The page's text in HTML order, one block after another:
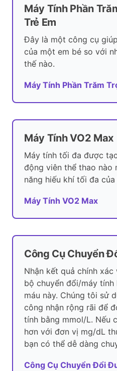
Máy Tính Phần
Trẻ Em
Đây là một công cụ
của một em bé so với
thế nào.
Máy Tính Phần Trăm
Máy Tính VO2 Max
Máy tính tối đa được
động viên thể thao nào
năng hiếu khí tối đa của
Máy Tính VO2 Max
Công Cụ Chuyển
Nhận kết quả chính
bộ chuyển đổi/máy
máu này. Chúng tôi sử
công nhận rộng rãi để
tính bằng mmol/L. Nếu
hơn với đơn vị mg/dL
bạn có thể dễ dàng
Công Cụ Chuyển Đổi